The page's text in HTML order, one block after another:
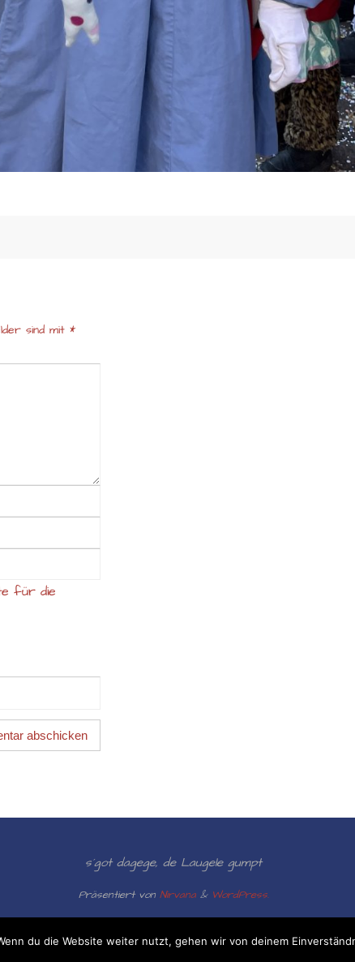
sind mit *
für die
s´got dagege, de Laugele gumpt
Präsentiert von Nirvana& WordPress.
du die Website weiter nutzt, gehen wir von deinem